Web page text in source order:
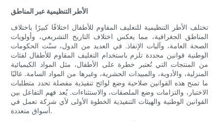
الأطر التنظيمية عبر المناطق
تختلف الأطر التنظيمية للتغليف المقاوم للأطفال اختلافًا كبيرًا باختلاف
المناطق الجغرافية، مما يعكس اختلاف التاريخ التشريعي، وأولويات
الصحة العامة، وآليات الإنفاذ. في العديد من الدول، سنّت الحكومات
الوطنية قوانين محددة تلزم باستخدام التغليف المقاوم للأطفال لفئات
من المنتجات التي تُعتبر خطرة على الأطفال، مثل المواد الكيميائية
المنزلية، والأدوية، والمبيدات الحشرية، وغيرها من المواد السامة. غالبًا
ما تمنح هذه القوانين صلاحية وضع لوائح تنفيذية مفصلة تحدد متطلبات
الاختبار، والتزامات وضع الملصقات، والاستثناءات. يُعد فهم التفاعل بين
القوانين الوطنية والهيئات التنفيذية الخطوة الأولى لأي شركة تعمل في
أسواق متعددة.